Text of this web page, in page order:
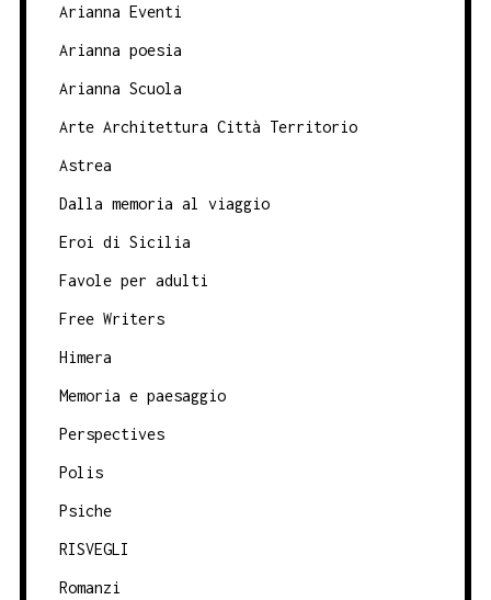
Arianna Eventi
Arianna poesia
Arianna Scuola
Arte Architettura Città Territorio
Astrea
Dalla memoria al viaggio
Eroi di Sicilia
Favole per adulti
Free Writers
Himera
Memoria e paesaggio
Perspectives
Polis
Psiche
RISVEGLI
Romanzi